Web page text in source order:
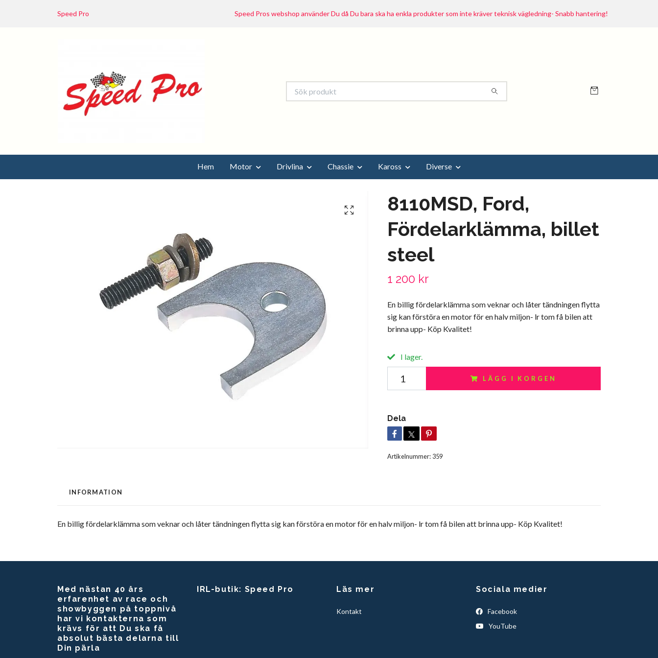
Speed Pro Speed Pros webshop använder Du då Du bara ska ha enkla produkter som inte kräver teknisk vägledning- Snabb hantering!
Hem Motor Drivlina Chassie Kaross Diverse
8110MSD, Ford,
Fördelarklämma, billet
steel
1 200 kr
En billig fördelarklämma som veknar och låter tändningen flytta
sig kan förstöra en motor för en halv miljon- lr tom få bilen att
brinna upp- Köp Kvalitet!
I lager.
LÄGG I KORGEN
Dela
Artikelnummer: 359
INFORMATION
En billig fördelarklämma som veknar och låter tändningen flytta sig kan förstöra en motor för en halv miljon- lr tom få bilen att brinna upp- Köp Kvalitet!
Med nästan 40 års
erfarenhet av race och
showbyggen på toppnivå
har vi kontakterna som
krävs för att Du ska få
absolut bästa delarna till
Din pärla
IRL-butik: Speed Pro Läs mer
Kontakt
Sociala medier
Facebook
YouTube